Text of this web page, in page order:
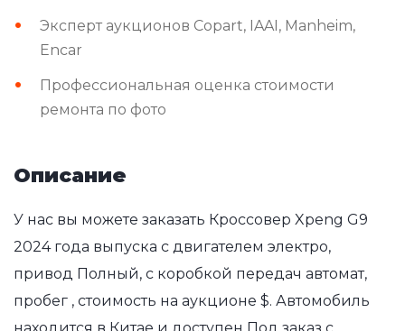
Эксперт аукционов Copart, IAAI, Manheim,
Encar
Профессиональная оценка стоимости
ремонта по фото
Описание
У нас вы можете заказать Кроссовер Xpeng G9
2024 года выпуска с двигателем электро,
привод Полный, с коробкой передач автомат,
пробег , стоимость на аукционе $. Автомобиль